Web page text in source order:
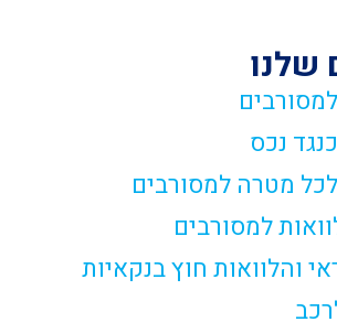
שלנו
נכס
מטרה למסורבים
למסורבים
והלוואות חוץ בנקאיות